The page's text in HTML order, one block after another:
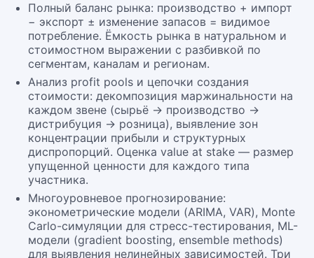
Полный баланс рынка: производство + импорт
− экспорт ± изменение запасов = видимое
потребление. Ёмкость рынка в натуральном и
стоимостном выражении с разбивкой по
сегментам, каналам и регионам.
Анализ profit pools и цепочки создания
стоимости: декомпозиция маржинальности на
каждом звене (сырьё → производство →
дистрибуция → розница), выявление зон
концентрации прибыли и структурных
диспропорций. Оценка value at stake — размер
упущенной ценности для каждого типа
участника.
Многоуровневое прогнозирование:
эконометрические модели (ARIMA, VAR), Monte
Carlo-симуляции для стресс-тестирования, ML-
модели (gradient boosting, ensemble methods)
для выявления нелинейных зависимостей. Три